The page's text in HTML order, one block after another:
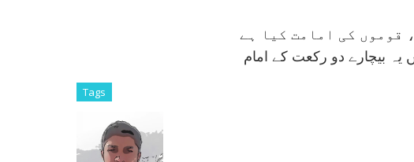
قوموں کی امامت کيا ہے
بيچارے دو رکعت کے امام
Tags